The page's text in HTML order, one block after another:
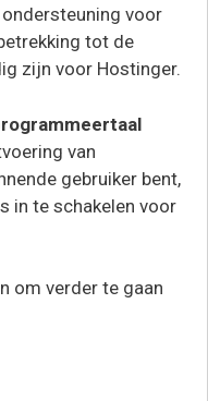
voor
tot de
zijn voor Hostinger.
van
gebruiker bent,
in te schakelen voor
om verder te gaan